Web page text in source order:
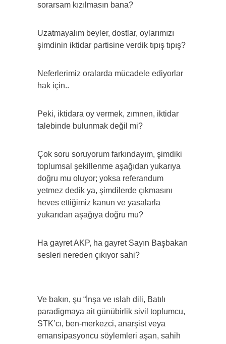
sorarsam kızılmasın bana?
Uzatmayalım beyler, dostlar, oylarımızı
şimdinin iktidar partisine verdik tıpış tıpış?
Neferlerimiz oralarda mücadele ediyorlar
hak için..
Peki, iktidara oy vermek, zımnen, iktidar
talebinde bulunmak değil mi?
Çok soru soruyorum farkındayım, şimdiki
toplumsal şekillenme aşağıdan yukarıya
doğru mu oluyor; yoksa referandum
yetmez dedik ya, şimdilerde çıkmasını
heves ettiğimiz kanun ve yasalarla
yukarıdan aşağıya doğru mu?
Ha gayret AKP, ha gayret Sayın Başbakan
sesleri nereden çıkıyor sahi?
Ve bakın, şu “İnşa ve ıslah dili, Batılı
paradigmaya ait günübirlik sivil toplumcu,
STK’cı, ben-merkezci, anarşist veya
emansipasyoncu söylemleri aşan, sahih